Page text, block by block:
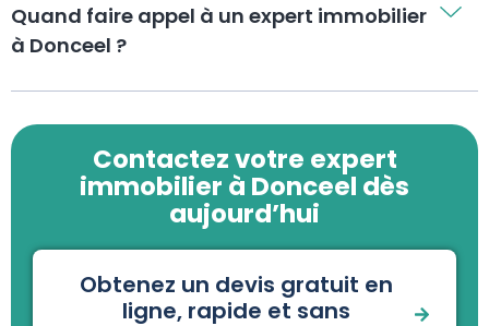
Quand faire appel à un expert immobilier
à Donceel ?
Contactez votre expert
immobilier à Donceel dès
aujourd’hui
Obtenez un devis gratuit en
ligne, rapide et sans